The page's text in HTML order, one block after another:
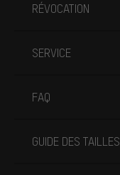
RÉVOCATION
SERVICE
FAQ
GUIDE DES TAILLES